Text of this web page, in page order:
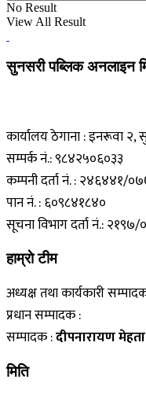
No Result
View All Result
सुनसरी पब्लिक अनलाइन
कार्यालय ठेगाना : इनरूवा २,
सम्पर्क नं.: ९८४२५०६०३३
कम्पनी दर्ता नं. : २४६४४१/
पान नं. : ६०९८४१८४०
सूचना विभाग दर्ता नं.:
हाम्राे टीम
अध्यक्ष तथा कार्यकारी
प्रधान सम्पादक :
सम्पादक :दीपनारायण मेहता
मिति